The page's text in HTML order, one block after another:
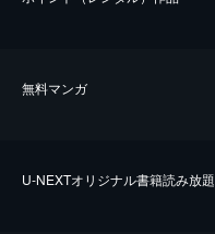
無料マンガ
U-NEXTオリジナル書籍読み放題